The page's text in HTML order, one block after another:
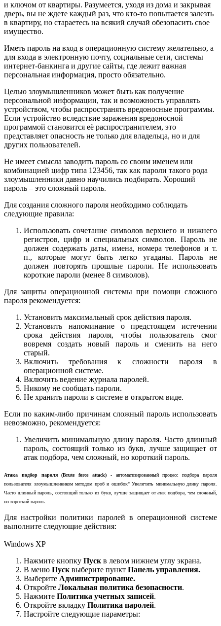
и ключом от квартиры. Разумеется, уходя из дома и закрывая
дверь, вы не ждете каждый раз, что кто-то попытается залезть
в квартиру, но стараетесь на всякий случай обезопасить свое
имущество.
Иметь пароль на вход в операционную систему желательно, а
для входа в электронную почту, социальные сети, системы
интернет-банкинга и другие сайты, где лежит важная
персональная информация, просто обязательно.
Целью злоумышленников может быть как получение
персональной информации, так и возможность управлять
устройством, чтобы распространять вредоносные программы.
Если устройство вследствие заражения вредоносной
программой становится её распространителем, это
представляет опасность не только для владельца, но и для
других пользователей.
Не имеет смысла заводить пароль со своим именем или
комбинацией цифр типа 123456, так как пароли такого рода
злоумышленники давно научились подбирать. Хороший
пароль – это сложный пароль.
Для создания сложного пароля необходимо соблюдать
следующие правила:
Использовать сочетание символов верхнего и нижнего
регистров, цифр и специальных символов. Пароль не
должен содержать даты, имена, номера телефонов и т.
п., которые могут быть легко угаданы. Пароль не
должен повторять прошлые пароли. Не использовать
короткие пароли (менее 8 символов).
Для защиты операционной системы при помощи сложного
пароля рекомендуется:
Установить максимальный срок действия пароля.
Установить напоминание о предстоящем истечении
срока действия пароля, чтобы пользователь смог
вовремя создать новый пароль и сменить на него
старый.
Включить требования к сложности пароля в
операционной системе.
Включить ведение журнала паролей.
Никому не сообщать пароли.
Не хранить пароли в системе в открытом виде.
Если по каким-либо причинам сложный пароль использовать
невозможно, рекомендуется:
Увеличить минимальную длину пароля. Часто длинный
пароль, состоящий только из букв, лучше защищает от
атак подбора, чем сложный, но короткий пароль.
Атака подбор пароля (Brute force attack) - автоматизированный процесс подбора пароля
пользователя злоумышленником методом проб и ошибок" Увеличить минимальную длину пароля.
Часто длинный пароль, состоящий только из букв, лучше защищает от атак подбора, чем сложный,
но короткий пароль.
Для настройки политики паролей в операционной системе
выполните следующие действия:
Windows XP
Нажмите кнопку Пуск в левом нижнем углу экрана.
В меню Пуск выберите пункт Панель управления.
Выберите Администрирование.
Откройте Локальная политика безопасности.
Нажмите Политика учетных записей.
Откройте вкладку Политика паролей.
Настройте следующие параметры: